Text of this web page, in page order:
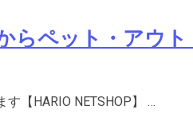
らペット・アウ
【HARIO NETSHOP】 …